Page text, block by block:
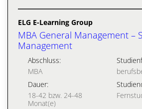
ELG E-Learning Group
MBA General Management –
Management
Abschluss:
MBA
Dauer:
18-42 bzw. 24-48
Monat(e)